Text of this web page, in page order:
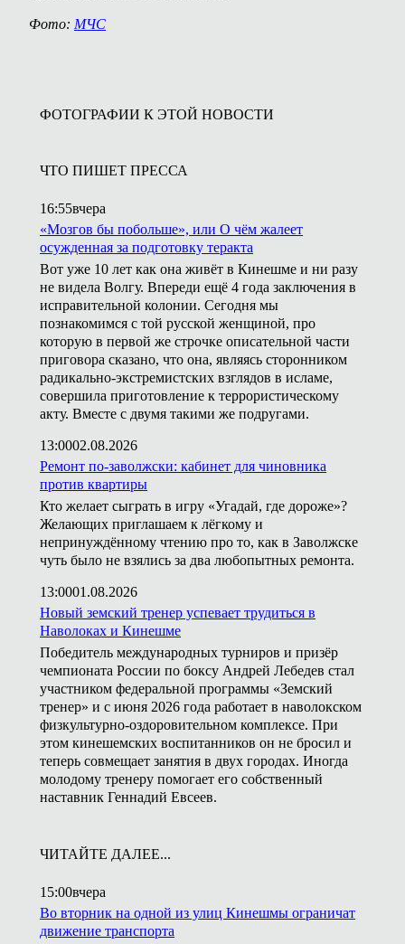
Фото: МЧС
ФОТОГРАФИИ К ЭТОЙ НОВОСТИ
ЧТО ПИШЕТ ПРЕССА
16:55вчера
«Мозгов бы побольше», или О чём жалеет
осужденная за подготовку теракта
Вот уже 10 лет как она живёт в Кинешме и ни разу
не видела Волгу. Впереди ещё 4 года заключения в
исправительной колонии. Сегодня мы
познакомимся с той русской женщиной, про
которую в первой же строчке описательной части
приговора сказано, что она, являясь сторонником
радикально-экстремистских взглядов в исламе,
совершила приготовление к террористическому
акту. Вместе с двумя такими же подругами.
13:0002.08.2026
Ремонт по-заволжски: кабинет для чиновника
против квартиры
Кто желает сыграть в игру «Угадай, где дороже»?
Желающих приглашаем к лёгкому и
непринуждённому чтению про то, как в Заволжске
чуть было не взялись за два любопытных ремонта.
13:0001.08.2026
Новый земский тренер успевает трудиться в
Наволоках и Кинешме
Победитель международных турниров и призёр
чемпионата России по боксу Андрей Лебедев стал
участником федеральной программы «Земский
тренер» и с июня 2026 года работает в наволокском
физкультурно-оздоровительном комплексе. При
этом кинешемских воспитанников он не бросил и
теперь совмещает занятия в двух городах. Иногда
молодому тренеру помогает его собственный
наставник Геннадий Евсеев.
ЧИТАЙТЕ ДАЛЕЕ...
15:00вчера
Во вторник на одной из улиц Кинешмы ограничат
движение транспорта